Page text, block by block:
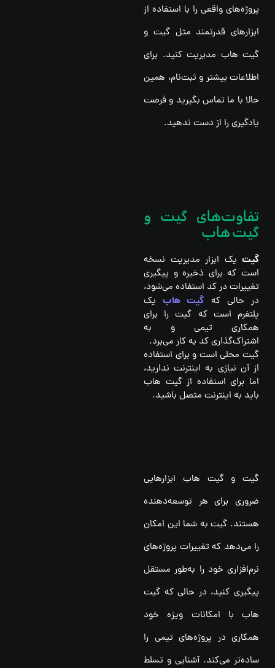
پروژه‌های واقعی را با استفاده از
ابزارهای قدرتمند مثل گیت و
گیت هاب مدیریت کنید. برای
اطلاعات بیشتر و ثبت‌نام، همین
حالا با ما تماس بگیرید و فرصت
یادگیری را از دست ندهید.
تفاوت‌های گیت و
گیت هاب
گیت یک ابزار مدیریت نسخه
است که برای ذخیره و پیگیری
تغییرات در کد استفاده می‌شود،
در حالی که گیت هابیک
پلتفرم است که گیت را برای
همکاری تیمی و به
اشتراک‌گذاری کد به کار می‌برد.
گیت محلی است و برای استفاده
از آن نیازی به اینترنت ندارید،
اما برای استفاده از گیت هاب
باید به اینترنت متصل باشید.
گیت و گیت هاب ابزارهایی
ضروری برای هر توسعه‌دهنده
هستند. گیت به شما این امکان
را می‌دهد که تغییرات پروژه‌های
نرم‌افزاری خود را به‌طور مستقل
پیگیری کنید، در حالی که گیت
هاب با امکانات ویژه خود
همکاری در پروژه‌های تیمی را
ساده‌تر می‌کند. آشنایی و تسلط